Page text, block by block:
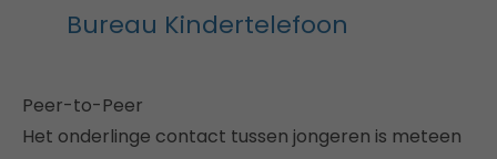
Bureau Kindertelefoon
Peer-to-Peer
Het onderlinge contact tussen jongeren is meteen